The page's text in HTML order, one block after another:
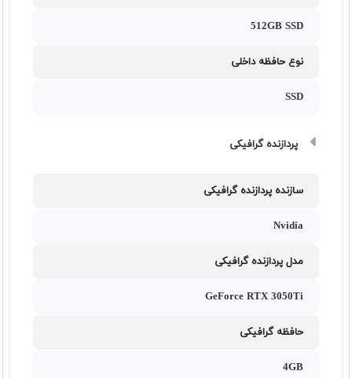
512GB SSD
نوع حافظه داخلی
SSD
پردازنده گرافیکی
سازنده پردازنده گرافیکی
Nvidia
مدل پردازنده گرافیکی
GeForce RTX 3050Ti
حافظه گرافیکی
4GB